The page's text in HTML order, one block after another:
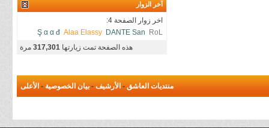
آخر الزوار
اخر زوار الصفحة 4:
Ş α α đ Alaa Elassy DANTE San
RoL
هذه الصفحة تمت زيارتها 317,301 مرة
منتديات العاشق - الأرشيف - بيان الخصوصية - الأعلى